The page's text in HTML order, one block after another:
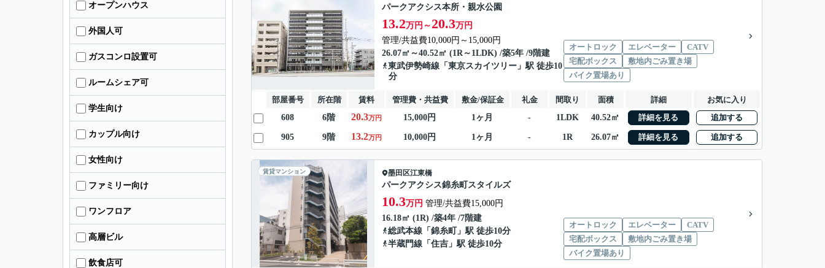
パークアクシス本所・親水公園
13.2万円～ 20.3万円
管理/共益費10,000円～15,000円
26.07㎡～40.52㎡ (1R～1LDK) /築5年 /9階建
東武伊勢崎線 「 東京スカイツリー 」駅 徒歩10
分
オートロック エレベーター
CATV
宅配ボックス
敷地内ごみ置き場
バイク置場あり
部屋番号 所在階 賃料 管理費・共益費 敷金/保証金 礼金 間取り 面積 詳細
お気に入り
608
6階 20.3万円 15,000円 1ヶ月 - 1LDK 40.52㎡ 詳細を見る 追加する
905 9階 13.2万円 10,000円 1ヶ月 - 1R 26.07㎡ 詳細を見る 追加する
賃貸マンション 墨田区江東橋
パークアクシス錦糸町スタイルズ
10.3万円 管理/共益費15,000円
16.18㎡ (1R) /築4年 /7階建
総武本線 「 錦糸町
」駅 徒歩10分
半蔵門線 「 住吉 」駅 徒歩10分
オートロック エレベーター
CATV
宅配ボックス
敷地内ごみ置き場
バイク置場あり
オープンハウス
外国人可
ガスコンロ設置可
ルームシェア可
学生向け
カップル向け
女性向け
ファミリー向け
ワンフロア
高層ビル
飲食店可